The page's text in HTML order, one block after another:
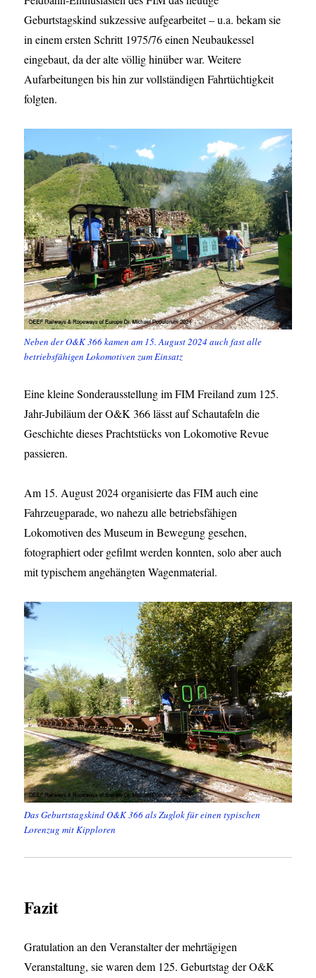
Geburtstagskind sukzessive aufgearbeitet – u.a. bekam sie
in einem ersten Schritt 1975/76 einen Neubaukessel
eingebaut, da der alte völlig hinüber war. Weitere
Aufarbeitungen bis hin zur vollständigen Fahrtüchtigkeit
folgten.
Neben der O&K 366 kamen am 15. August 2024 auch fast alle
betriebsfähigen Lokomotiven zum Einsatz
Eine kleine Sonderausstellung im FIM Freiland zum 125.
Jahr-Jubiläum der O&K 366 lässt auf Schautafeln die
Geschichte dieses Prachtstücks von Lokomotive Revue
passieren.
Am 15. August 2024 organisierte das FIM auch eine
Fahrzeugparade, wo nahezu alle betriebsfähigen
Lokomotiven des Museum in Bewegung gesehen,
fotographiert oder gefilmt werden konnten, solo aber auch
mit typischem angehängten Wagenmaterial.
Das Geburtstagskind O&K 366 als Zuglok für einen typischen
Lorenzug mit Kipploren
Fazit
Gratulation an den Veranstalter der mehrtägigen
Veranstaltung, sie waren dem 125. Geburtstag der O&K